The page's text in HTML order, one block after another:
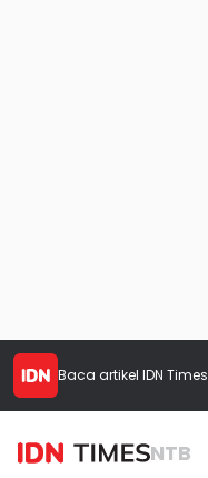
Baca artikel IDN Times
NTB